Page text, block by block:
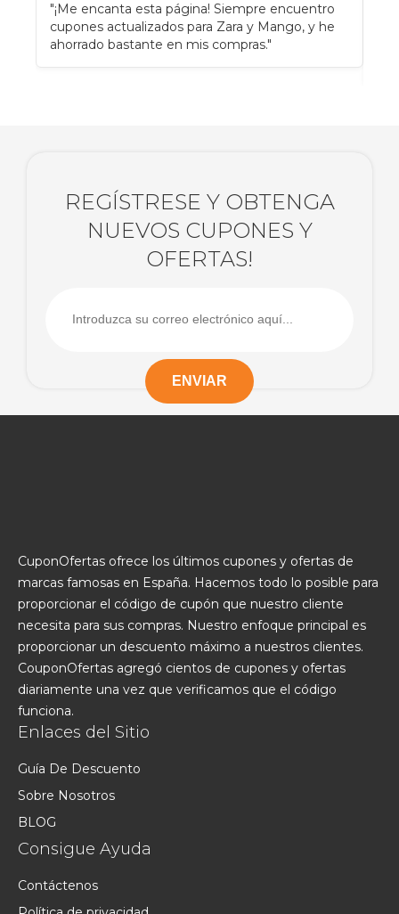
"¡Me encanta esta página! Siempre encuentro
cupones actualizados para Zara y Mango, y he
ahorrado bastante en mis compras."
REGÍSTRESE Y OBTENGA
NUEVOS CUPONES Y
OFERTAS!
CuponOfertas ofrece los últimos cupones y ofertas de
marcas famosas en España. Hacemos todo lo posible para
proporcionar el código de cupón que nuestro cliente
necesita para sus compras. Nuestro enfoque principal es
proporcionar un descuento máximo a nuestros clientes.
CouponOfertas agregó cientos de cupones y ofertas
diariamente una vez que verificamos que el código
funciona.
Enlaces del Sitio
Guía De Descuento
Sobre Nosotros
BLOG
Consigue Ayuda
Contáctenos